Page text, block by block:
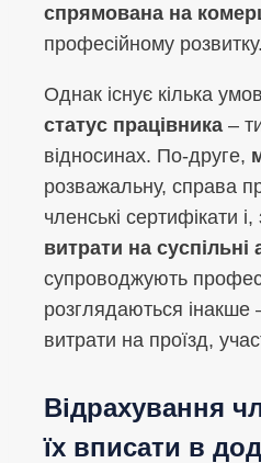
спрямована на
професійному розвитку.
Однак існує кілька
статус працівника –
відносинах. По-друге,
розважальну, справа
членські сертифікати
витрати на суспільні
супроводжують
розглядаються інакше
витрати на проїзд,
Відрахування
їх вписати в